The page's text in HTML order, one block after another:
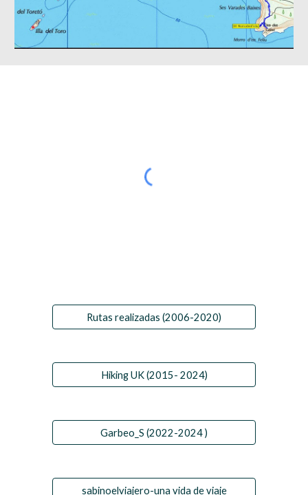
Rutas realizadas (2006-2020)
Hiking UK (2015- 2024)
Garbeo_S (2022-2024 )
sabinoelviajero-una vida de viaje